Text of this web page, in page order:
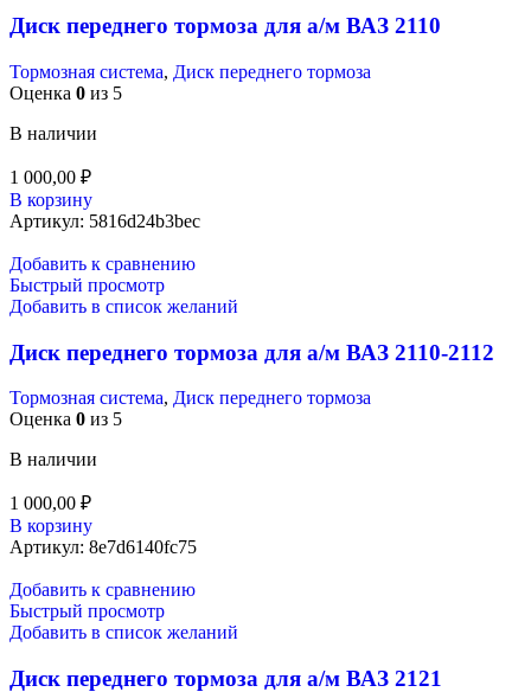
Диск переднего тормоза для а/м ВАЗ 2110
Тормозная система, Диск переднего тормоза
Оценка 0 из 5
В наличии
1 000,00 ₽
В корзину
Артикул: 5816d24b3bec
Добавить к сравнению
Быстрый просмотр
Добавить в список желаний
Диск переднего тормоза для а/м ВАЗ 2110-2112
Тормозная система, Диск переднего тормоза
Оценка 0 из 5
В наличии
1 000,00 ₽
В корзину
Артикул: 8e7d6140fc75
Добавить к сравнению
Быстрый просмотр
Добавить в список желаний
Диск переднего тормоза для а/м ВАЗ 2121